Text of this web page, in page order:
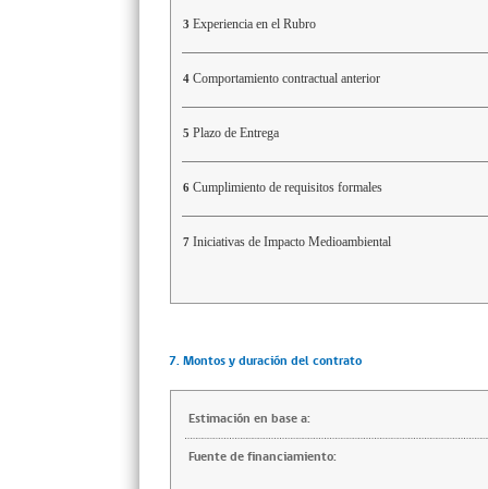
3 Experiencia en el Rubro
4 Comportamiento contractual anterior
5 Plazo de Entrega
6 Cumplimiento de requisitos formales
7 Iniciativas de Impacto Medioambiental
7. Montos y duración del contrato
Estimación en base a:
Fuente de financiamiento: